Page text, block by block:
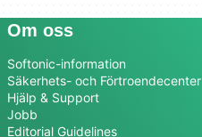
Om oss
Softonic-information
Säkerhets- och Förtroendecenter
Hjälp & Support
Jobb
Editorial Guidelines